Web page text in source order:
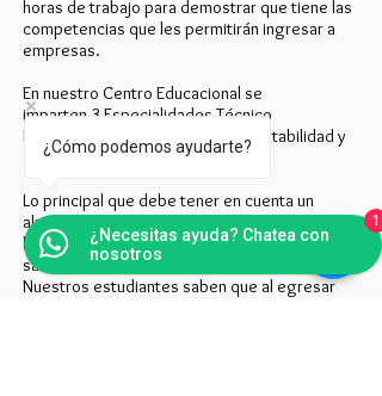
horas de trabajo para demostrar que tiene las
competencias que les permitirán ingresar a
empresas.
En nuestro Centro Educacional se
imparten 3 Especialidades Técnico
Profesionales; Administración, Contabilidad y
Gráfica.
Lo principal que debe tener en cuenta un
alumno que va a postular a un liceo técnico son
las especialidades que se imparten, para
saber si están relacionadas con su vocación.
Nuestros estudiantes saben que al egresar
¿Cómo podemos ayudarte?
¿Necesitas ayuda? Chatea con
nosotros
1